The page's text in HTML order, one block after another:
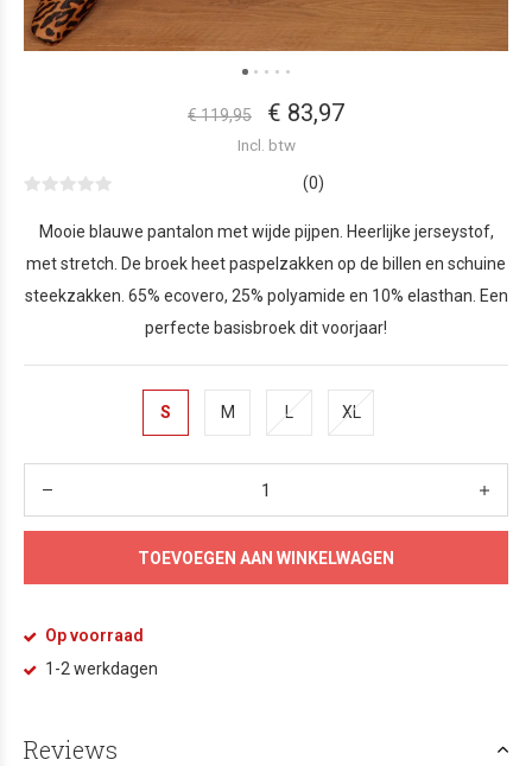
€ 119,95 € 83,97
Incl. btw
(0)
Mooie blauwe pantalon met wijde pijpen. Heerlijke jerseystof,
met stretch. De broek heet paspelzakken op de billen en schuine
steekzakken. 65% ecovero, 25% polyamide en 10% elasthan. Een
perfecte basisbroek dit voorjaar!
S M L XL
TOEVOEGEN AAN WINKELWAGEN
Op voorraad
1-2 werkdagen
Reviews